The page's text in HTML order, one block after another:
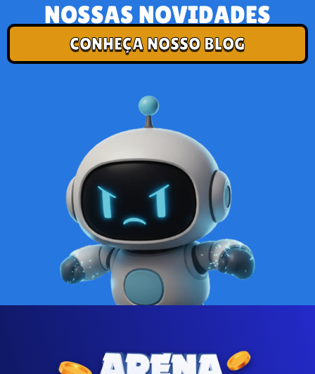
NOSSAS NOVIDADES
CONHEÇA NOSSO BLOG